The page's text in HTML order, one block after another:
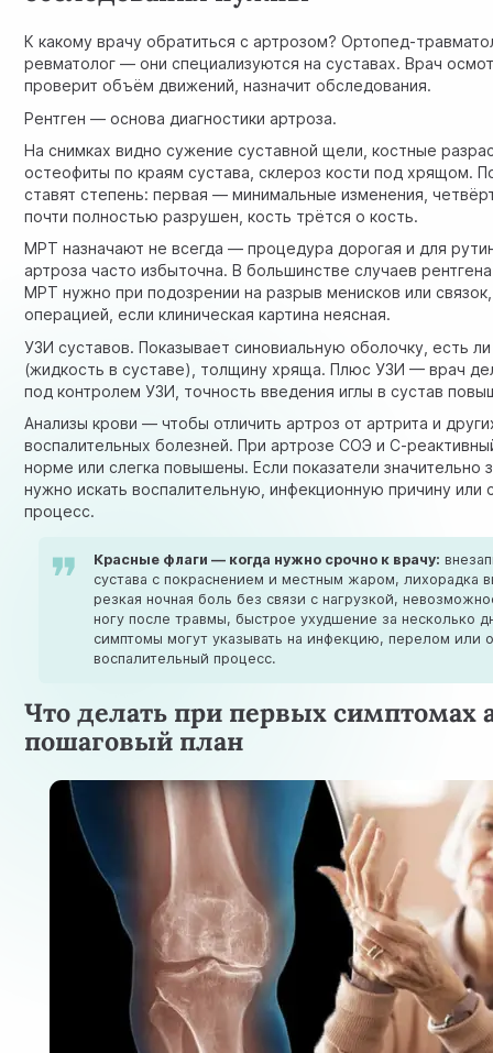
К какому врачу обратиться с артрозом? Ортопед-
ревматолог — они специализуются на суставах. Врач
проверит объём движений, назначит обследования.
Рентген — основа диагностики артроза.
На снимках видно сужение суставной щели, костные
остеофиты по краям сустава, склероз кости под хрящом.
ставят степень: первая — минимальные изменения,
почти полностью разрушен, кость трётся о кость.
МРТ назначают не всегда — процедура дорогая и для
артроза часто избыточна. В большинстве случаев
МРТ нужно при подозрении на разрыв менисков или
операцией, если клиническая картина неясная.
УЗИ суставов. Показывает синовиальную оболочку, есть
(жидкость в суставе), толщину хряща. Плюс УЗИ — врач
под контролем УЗИ, точность введения иглы в сустав
Анализы крови — чтобы отличить артроз отартрита и
воспалительных болезней. При артрозе СОЭ и С-
норме или слегка повышены. Если показатели
нужно искать воспалительную, инфекционную причину или
процесс.
Красные флаги — когда нужно срочно к врачу:
сустава с покраснением и местным жаром, лихорадка
резкая ночная боль без связи с нагрузкой,
ногу после травмы, быстрое ухудшение за несколько
симптомы могут указывать на инфекцию, перелом или
воспалительный процесс.
Что делать при первых симптомах
пошаговый план